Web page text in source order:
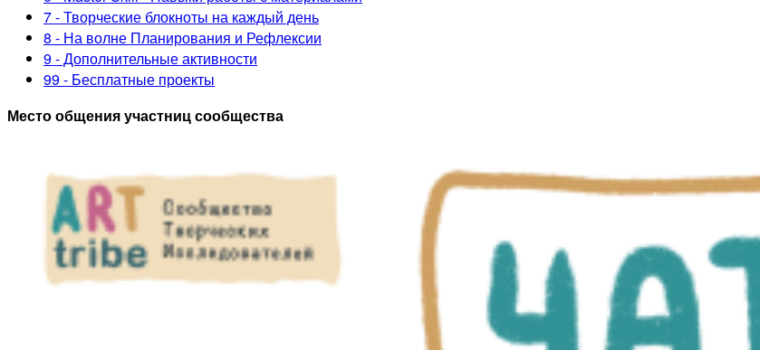
7 - Творческие блокноты на каждый день
8 - На волне Планирования и Рефлексии
9 - Дополнительные активности
99 - Бесплатные проекты
Место общения участниц сообщества